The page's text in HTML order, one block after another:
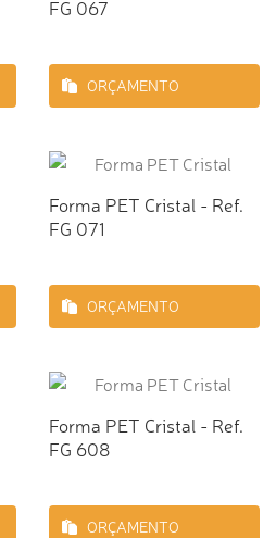
FG 067
ORÇAMENTO
Forma PET Cristal - Ref.
FG 071
ORÇAMENTO
Forma PET Cristal - Ref.
FG 608
ORÇAMENTO